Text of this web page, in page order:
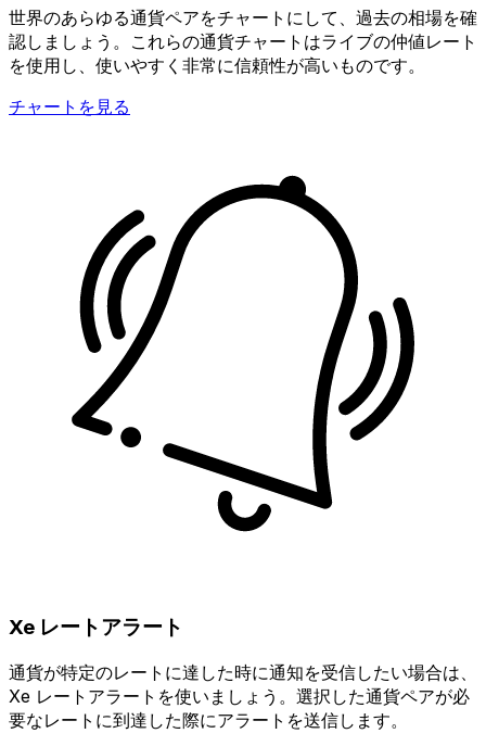
世界のあらゆる通貨ペアをチャートにして、過去の相場を確
認しましょう。これらの通貨チャートはライブの仲値レート
を使用し、使いやすく非常に信頼性が高いものです。
チャートを見る
Xe レートアラート
通貨が特定のレートに達した時に通知を受信したい場合は、
Xe レートアラートを使いましょう。選択した通貨ペアが必
要なレートに到達した際にアラートを送信します。